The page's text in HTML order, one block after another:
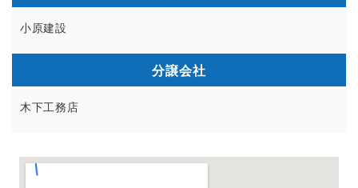
小原建設
分譲会社
木下工務店